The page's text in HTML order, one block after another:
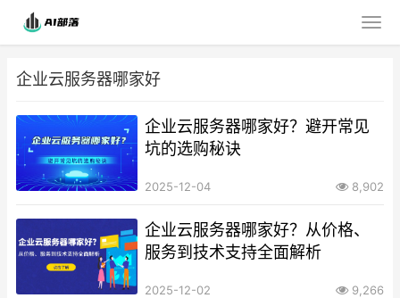
企业云服务器哪家好
企业云服务器哪家好？避开常见
坑的选购秘诀
2025-12-04 8,902
企业云服务器哪家好？从价格、
服务到技术支持全面解析
2025-12-02 9,266